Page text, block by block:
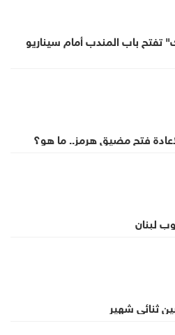
تفتح باب المندب أمام سيناريو
فتح مضيق هرمز.. ما هو؟
لبنان
ثنائي شهير